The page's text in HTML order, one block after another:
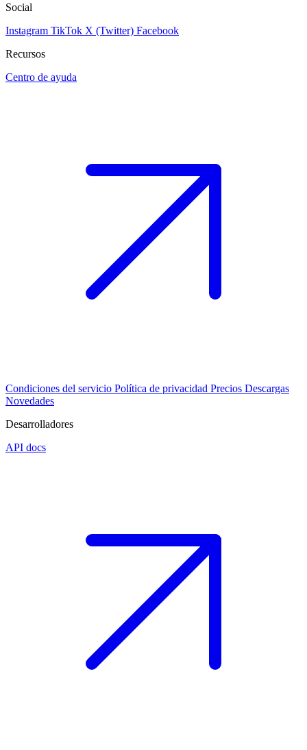
Social
Instagram TikTok X (Twitter) Facebook
Recursos
Centro de ayuda
Condiciones del servicio Política de privacidad Precios Descargas
Novedades
Desarrolladores
API docs